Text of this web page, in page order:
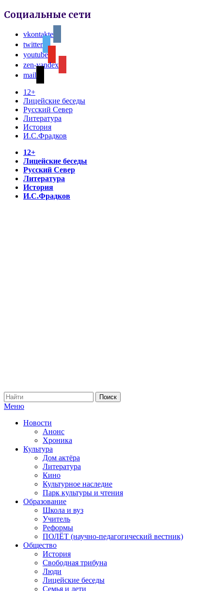
Социальные сети
vkontakte
twitter
youtube
zen-yandex
mail
12+
Лицейские беседы
Русский Север
Литература
История
И.С.Фрадков
12+
Лицейские беседы
Русский Север
Литература
История
И.С.Фрадков
Меню
Новости
Анонс
Хроника
Культура
Дом актёра
Литература
Кино
Культурное наследие
Парк культуры и чтения
Образование
Школа и вуз
Учитель
Реформы
ПОЛЁТ (научно-педагогический вестник)
Общество
История
Свободная трибуна
Люди
Лицейские беседы
Семья и дети